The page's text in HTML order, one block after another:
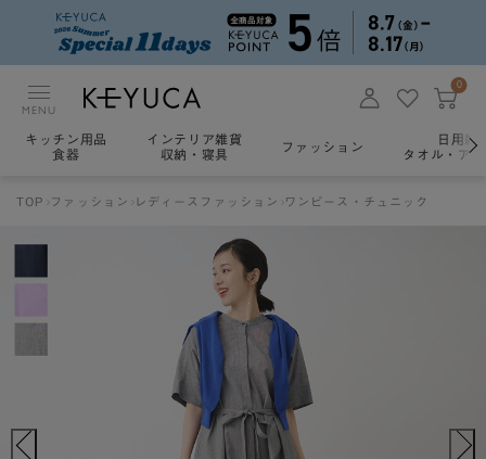
MENU
0
キッチン用品
食器
インテリア雑貨
収納・寝具
ファッション
日用雑
タオル・ア
TOP ファッション レディースファッション ワンピース・チュニック